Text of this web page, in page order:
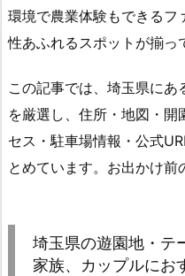
環境で農業体験もできるフ
性あふれるスポットが揃っ
この記事では、埼玉県にあ
を厳選し、住所・地図・開
セス・駐車場情報・公式
とめています。お出かけ前
埼玉県の遊園地・テ
家族、カップルにお